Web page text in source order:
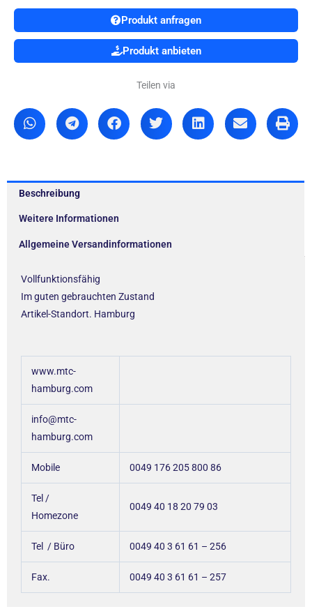
Produkt anfragen
Produkt anbieten
Teilen via
Beschreibung
Weitere Informationen
Allgemeine Versandinformationen
Vollfunktionsfähig
Im guten gebrauchten Zustand
Artikel-Standort. Hamburg
www.mtc-
hamburg.com
info@mtc-
hamburg.com
Mobile 0049 176 205 800 86
Tel /
Homezone
0049 40 18 20 79 03
Tel / Büro 0049 40 3 61 61 – 256
Fax. 0049 40 3 61 61 – 257